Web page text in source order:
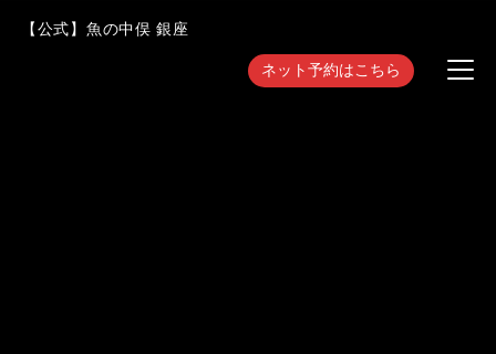
【公式】魚の中俣 銀座
ネット予約はこちら